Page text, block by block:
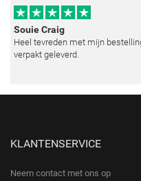
Souie Craig
Heel tevreden met mijn
verpakt geleverd.
KLANTENSERVICE
Neem contact met ons op